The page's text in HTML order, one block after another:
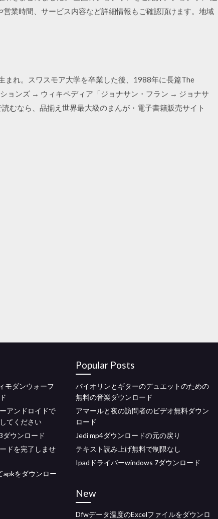
業時間、サービス内容など詳細情報もご確認頂けます。地域
まれ。スワスモア大学を卒業した後、1988年に長篇The
ョンズ → ウィキペディア「ジョナサン・フラン → ジョナサ
むなら、品揃え世界最大級のまんが・電子書籍販売サイト
モダンウォーフ
アンドロイドで
てください
ダウンロード
ドを完了しませ
apkをダウンロー
Popular Posts
バイオリンとギターのデュエットのための
無料の音楽ダウンロード
アマールと夜の訪問者のビデオ無料ダウン
ロード
Jedi mp4ダウンロードの元の戻り
テキスト読み上げ無料で制限なし
Ipadドライバーwindows 7ダウンロード
New
Dfwデータ温度のExcelファイルをダウンロ